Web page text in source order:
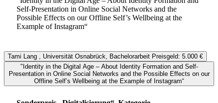
Self-Presentation in Online Social Networks and the
Possible Effects on our Offline Self’s Wellbeing at the
Example of Instagram“
Tami Lang , Universität Osnabrück, Bachelorarbeit Preisgeld: 5.000 €
"Identity in the Digital Age – About Identity Formation and Self-
Presentation in Online Social Networks and the Possible Effects on our
Offline Self’s Wellbeing at the Example of Instagram“